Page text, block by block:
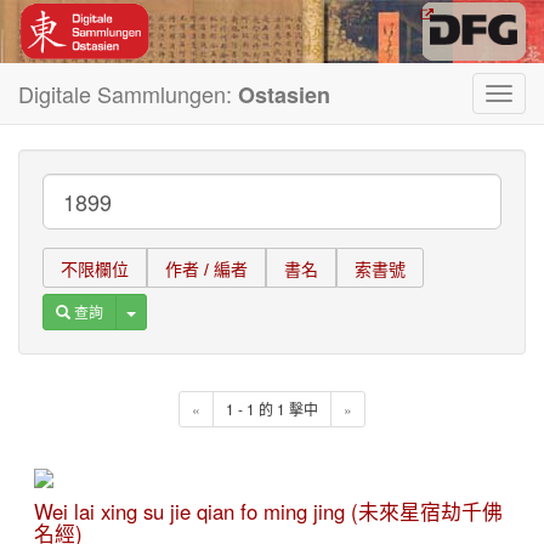
Digitale Sammlungen: Ostasien
不限欄位 作者 / 編者 書名 索書號
查詢 Toggle Dropdown
« 1 - 1 的 1 擊中 »
Wei lai xing su jie qian fo ming jing (未來星宿劫千佛
名經)